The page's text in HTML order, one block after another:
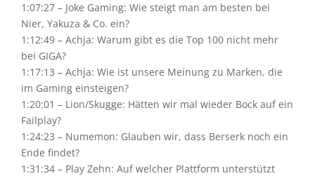
1:07:27 – Joke Gaming: Wie steigt man am besten bei
Nier, Yakuza & Co. ein?
1:12:49 – Achja: Warum gibt es die Top 100 nicht mehr
bei GIGA?
1:17:13 – Achja: Wie ist unsere Meinung zu Marken, die
im Gaming einsteigen?
1:20:01 – Lion/Skugge: Hätten wir mal wieder Bock auf ein
Failplay?
1:24:23 – Numemon: Glauben wir, dass Berserk noch ein
Ende findet?
1:31:34 – Play Zehn: Auf welcher Plattform unterstützt